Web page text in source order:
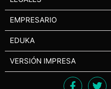
EMPRESARIO
EDUKA
VERSIÓN IMPRESA